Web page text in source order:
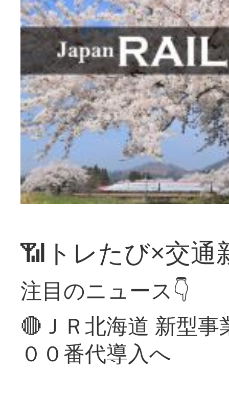
📶トレたび×交通
注目のニュース👇
🔴ＪＲ北海道 新型
００番代導入へ